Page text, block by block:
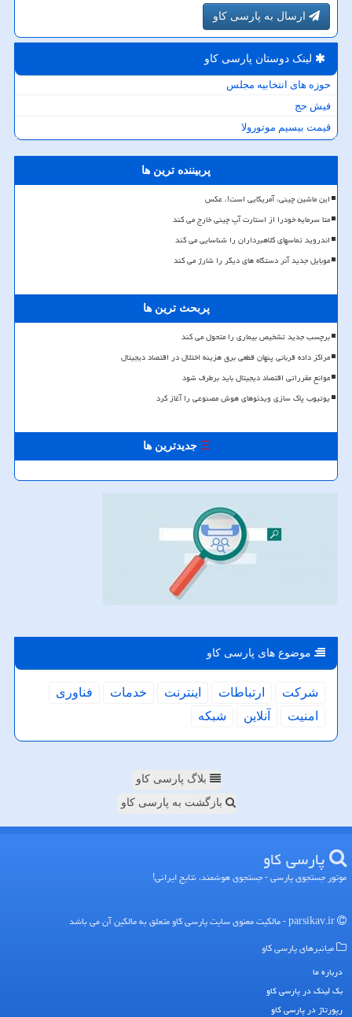
ارسال به پارسی کاو
لینک دوستان پارسی كاو
حوزه های انتخابیه مجلس
فیش حج
قیمت بیسیم موتورولا
پربیننده ترین ها
این ماشین چینی، آمریکایی است!، عکس
متا سرمایه خودرا از استارت آپ چینی خارج می کند
اندروید تماسهای کلاهبرداران را شناسایی می کند
موبایل جدید آنر دستگاه های دیگر را شارژ می کند
پربحث ترین ها
برچسب جدید تشخیص بیماری را متحول می کند
مراکز داده قربانی پنهان قطعی برق هزینه اختلال در اقتصاد دیجیتال
موانع مقرراتی اقتصاد دیجیتال باید برطرف شود
یوتیوب پاک سازی ویدئوهای هوش مصنوعی را آغاز کرد
جدیدترین ها
موضوع های پارسی كاو
شركت ارتباطات اینترنت خدمات
فناوری
امنیت
آنلاین شبكه
بلاگ پارسی کاو
بازگشت به پارسی کاو
پارسی كاو
موتور جستجوی پارسی - جستجوی هوشمند، نتایج ایرانی!
میانبرهای پارسی كاو
درباره ما
بک لینک در پارسی كاو
رپورتاژ در پارسی كاو